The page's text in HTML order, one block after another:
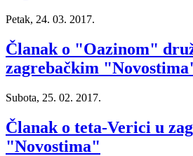
Petak, 24. 03. 2017.
Članak o "Oazinom"
zagrebačkim
Subota, 25. 02. 2017.
Članak o teta-Verici u
"Novostima"